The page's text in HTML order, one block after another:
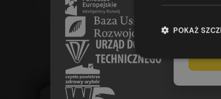
POKAŻ
w
adres